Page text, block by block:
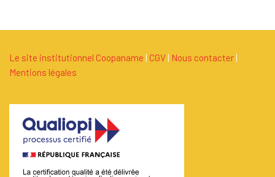
Le site institutionnel Coopaname | CGV| Nous contacter|
Mentions légales